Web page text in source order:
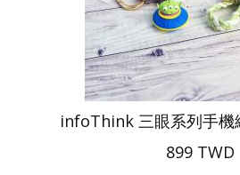
infoThink 三眼系列手機
899 TWD